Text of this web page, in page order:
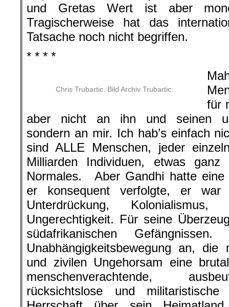
und Gretas Wert ist aber
Tragischerweise hat das
Tatsache noch nicht begriffen.
* * * *
Chris Trubartic. Bild Archiv Trubartic.
für
aber nicht an ihn und seinen
sondern an mir. Ich hab’s einfach
sind ALLE Menschen, jeder
Milliarden Individuen, etwas ganz
Normales. Aber Gandhi hatte eine
er konsequent verfolgte, er war
Unterdrückung,
Ungerechtigkeit. Für seine
südafrikanischen
Unabhängigkeitsbewegung an, die
und zivilen Ungehorsam eine
menschenverachtende,
rücksichtslose und